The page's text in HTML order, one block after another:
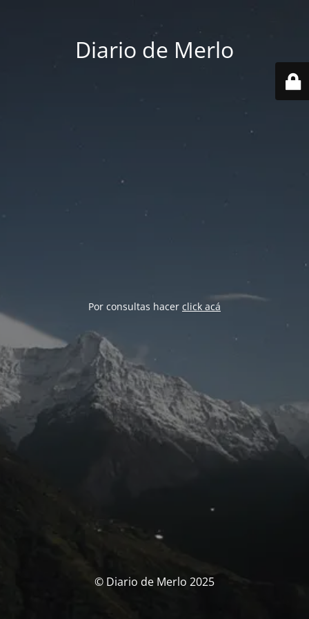
Diario de Merlo
Por consultas hacer click acá
© Diario de Merlo 2025